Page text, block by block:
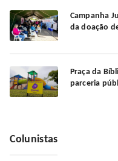
Campanha
da doação
Praça da
parceria
Colunistas